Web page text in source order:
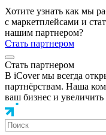
Хотите узнать как мы
с маркетплейсами и
нашим партнером?
Стать партнером
Стать партнером
В iCover мы всегда
партнёрствам. Наша
ваш бизнес и